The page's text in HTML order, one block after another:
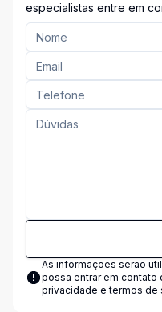
especialistas entre em
As informações serão
possa entrar em contato
privacidade e termos de